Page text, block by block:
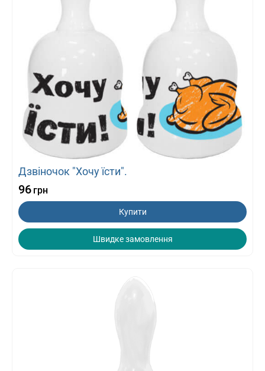
Дзвіночок "Хочу їсти".
96 грн
Купити
Швидке замовлення